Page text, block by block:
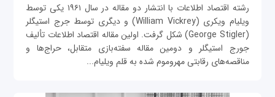
رشته اقتصاد اطلاعات با انتشار دو مقاله در سال ۱۹۶۱ یکی توسط
ویلیام ویکری (William Vickrey) و دیگری توسط جرج استیگلر
(George Stigler) شکل گرفت. اولین مقاله اقتصاد اطلاعات تألیف
جورج استیگلر و دومین مقاله سفته‌بازی متقابل، حراج‌ها و
مناقصه‌های رقابتی مهروموم شده به قلم ویلیام...